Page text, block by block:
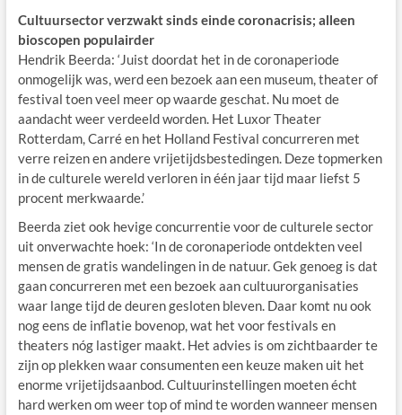
Cultuursector verzwakt sinds einde coronacrisis; alleen
bioscopen populairder
Hendrik Beerda: ‘Juist doordat het in de coronaperiode
onmogelijk was, werd een bezoek aan een museum, theater of
festival toen veel meer op waarde geschat. Nu moet de
aandacht weer verdeeld worden. Het Luxor Theater
Rotterdam, Carré en het Holland Festival concurreren met
verre reizen en andere vrijetijdsbestedingen. Deze topmerken
in de culturele wereld verloren in één jaar tijd maar liefst 5
procent merkwaarde.’
Beerda ziet ook hevige concurrentie voor de culturele sector
uit onverwachte hoek: ‘In de coronaperiode ontdekten veel
mensen de gratis wandelingen in de natuur. Gek genoeg is dat
gaan concurreren met een bezoek aan cultuurorganisaties
waar lange tijd de deuren gesloten bleven. Daar komt nu ook
nog eens de inflatie bovenop, wat het voor festivals en
theaters nóg lastiger maakt. Het advies is om zichtbaarder te
zijn op plekken waar consumenten een keuze maken uit het
enorme vrijetijdsaanbod. Cultuurinstellingen moeten écht
hard werken om weer top of mind te worden wanneer mensen